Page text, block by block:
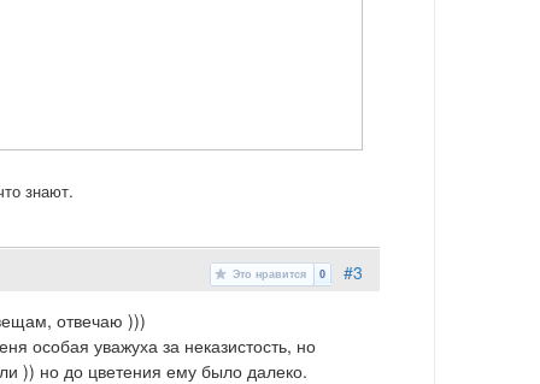
знают.
#3
Это нравится 0
отвечаю )))
особая уважуха за неказистость, но
)) но до цветения ему было далеко.